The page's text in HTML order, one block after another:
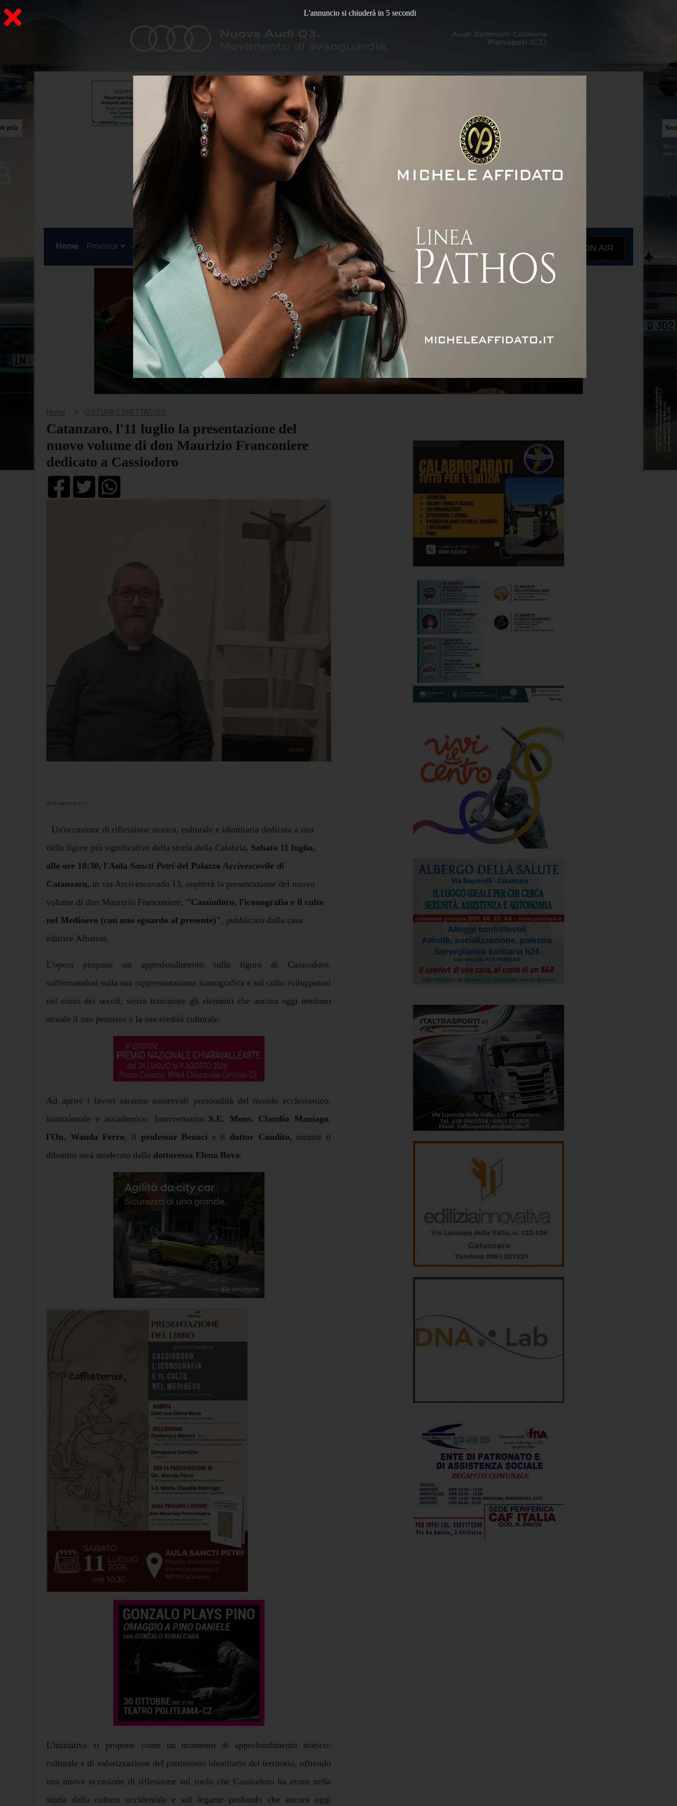
Home (current)
Province Cronaca Politica Attualità Economia Sport Servizi ON AIR
Home > CULTURA E SPETTACOLO
Catanzaro, l'11 luglio la presentazione del
nuovo volume di don Maurizio Franconiere
dedicato a Cassiodoro
08 luglio 2026 07:00
Un'occasione di riflessione storica, culturale e identitaria dedicata a una
delle figure più significative della storia della Calabria. Sabato 11 luglio,
alle ore 10:30, l'Aula Sancti Petri del Palazzo Arcivescovile di
Catanzaro, in via Arcivescovado 13, ospiterà la presentazione del nuovo
volume di don Maurizio Franconiere, "Cassiodoro, l'iconografia e il culto
nel Medioevo (con uno sguardo al presente)", pubblicato dalla casa
editrice Albatros.
L'opera propone un approfondimento sulla figura di Cassiodoro,
soffermandosi sulla sua rappresentazione iconografica e sul culto sviluppatosi
nel corso dei secoli, senza trascurare gli elementi che ancora oggi rendono
attuale il suo pensiero e la sua eredità culturale.
Ad aprire i lavori saranno autorevoli personalità del mondo ecclesiastico,
istituzionale e accademico. Interverranno S.E. Mons. Claudio Maniago,
l'On. Wanda Ferro, il professor Benoci e il dottor Condito, mentre il
dibattito sarà moderato dalla dottoressa Elena Bova.
L'iniziativa si propone come un momento di approfondimento storico-
culturale e di valorizzazione del patrimonio identitario del territorio, offrendo
una nuova occasione di riflessione sul ruolo che Cassiodoro ha avuto nella
storia della cultura occidentale e sul legame profondo che ancora oggi
L'annuncio si chiuderà in 3 secondi